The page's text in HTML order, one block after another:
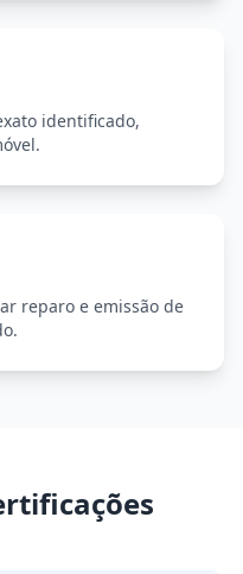
identificado,
reparo e emissão de